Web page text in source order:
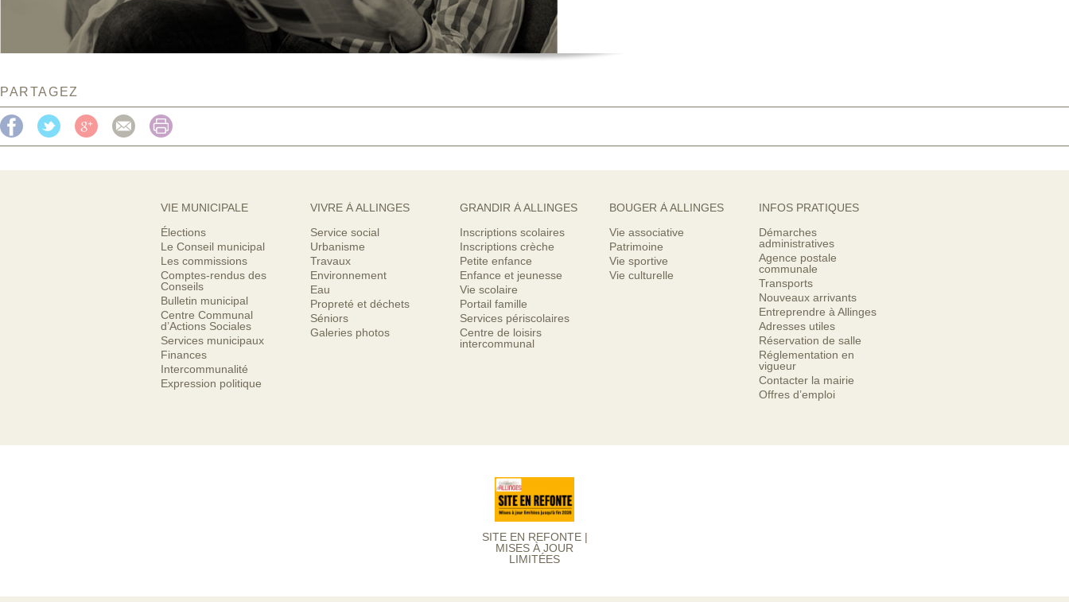
PARTAGEZ
VIE MUNICIPALE
Élections
Le Conseil municipal
Les commissions
Comptes-rendus des
Conseils
Bulletin municipal
Centre Communal
d’Actions Sociales
Services municipaux
Finances
Intercommunalité
Expression politique
VIVRE À ALLINGES
Service social
Urbanisme
Travaux
Environnement
Eau
Propreté et déchets
Séniors
Galeries photos
GRANDIR À ALLINGES
Inscriptions scolaires
Inscriptions crèche
Petite enfance
Enfance et jeunesse
Vie scolaire
Portail famille
Services périscolaires
Centre de loisirs
intercommunal
BOUGER À ALLINGES
Vie associative
Patrimoine
Vie sportive
Vie culturelle
INFOS PRATIQUES
Démarches
administratives
Agence postale
communale
Transports
Nouveaux arrivants
Entreprendre à Allinges
Adresses utiles
Réservation de salle
Réglementation en
vigueur
Contacter la mairie
Offres d’emploi
SITE EN REFONTE |
MISES À JOUR
LIMITÉES